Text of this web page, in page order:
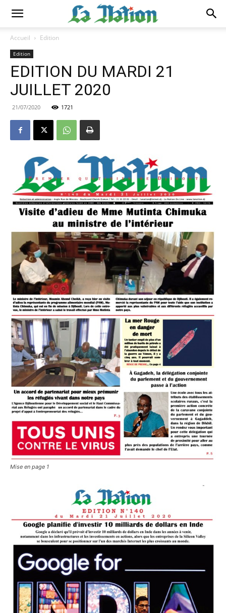
Accueil Edition
Edition
EDITION DU MARDI 21
JUILLET 2020
21/07/2020 1721
Mise en page 1